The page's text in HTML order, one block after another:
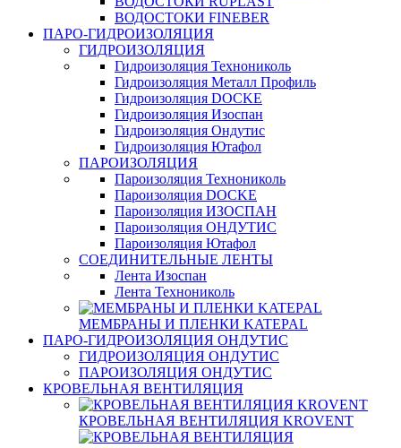
ВОДОСТОКИ FINEBER
ПАРО-ГИДРОИЗОЛЯЦИЯ
ГИДРОИЗОЛЯЦИЯ
Гидроизоляция Технониколь
Гидроизоляция Металл Профиль
Гидроизоляция DOCKE
Гидроизоляция Изоспан
Гидроизоляция Ондутис
Гидроизоляция Ютафол
ПАРОИЗОЛЯЦИЯ
Пароизоляция Технониколь
Пароизоляция DOCKE
Пароизоляция ИЗОСПАН
Пароизоляция ОНДУТИС
Пароизоляция Ютафол
СОЕДИНИТЕЛЬНЫЕ ЛЕНТЫ
Лента Изоспан
Лента Технониколь
МЕМБРАНЫ И ПЛЕНКИ KATEPAL
ПАРО-ГИДРОИЗОЛЯЦИЯ ОНДУТИС
ГИДРОИЗОЛЯЦИЯ ОНДУТИС
ПАРОИЗОЛЯЦИЯ ОНДУТИС
КРОВЕЛЬНАЯ ВЕНТИЛЯЦИЯ
КРОВЕЛЬНАЯ ВЕНТИЛЯЦИЯ KROVENT